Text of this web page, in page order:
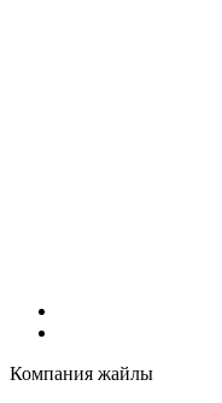
Компания жайлы